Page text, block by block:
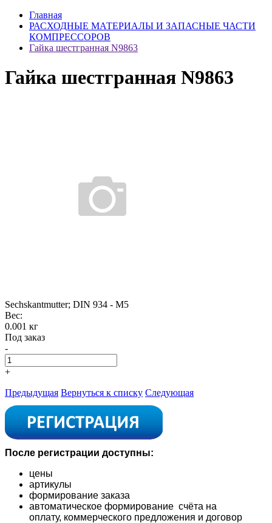
Главная
РАСХОДНЫЕ МАТЕРИАЛЫ И ЗАПАСНЫЕ ЧАСТИ
КОМПРЕССОРОВ
Гайка шестгранная N9863
Гайка шестгранная N9863
Sechskantmutter; DIN 934 - M5
Вес:
0.001 кг
Под заказ
-
+
Предыдущая Вернуться к списку Следующая
После регистрации доступны:
цены
артикулы
формирование заказа
автоматическое формирование счёта на
оплату, коммерческого предложения и договор